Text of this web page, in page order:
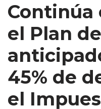
Continúa
el Plan
45% de
el